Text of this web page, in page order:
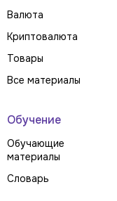
Валюта
Криптовалюта
Товары
Все материалы
Обучение
Обучающие
материалы
Словарь